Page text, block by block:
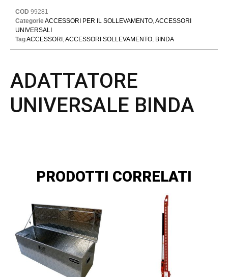
COD 99281
CategorieACCESSORI PER IL SOLLEVAMENTO,ACCESSORI
UNIVERSALI
TagACCESSORI ,ACCESSORI SOLLEVAMENTO, BINDA
ADATTATORE
UNIVERSALE BINDA
PRODOTTI CORRELATI